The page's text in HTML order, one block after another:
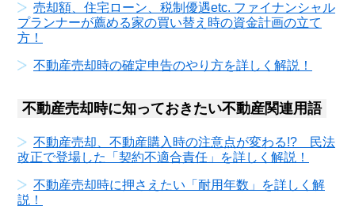
売却額、住宅ローン、税制優遇etc. ファイナンシャル
プランナーが薦める家の買い替え時の資金計画の立て
方！
不動産売却時の確定申告のやり方を詳しく解説！
不動産売却時に知っておきたい不動産関連用語
不動産売却、不動産購入時の注意点が変わる!? 民法
改正で登場した「契約不適合責任」を詳しく解説！
不動産売却時に押さえたい「耐用年数」を詳しく解
説！